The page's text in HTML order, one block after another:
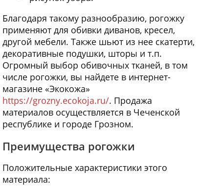
Благодаря такому разнообразию, рогожку
применяют для обивки диванов, кресел,
другой мебели. Также шьют из нее скатерти,
декоративные подушки, шторы и т.п.
Огромный выбор обивочных тканей, в том
числе рогожки, вы найдете в интернет-
магазине «Экокожа»
https://grozny.ecokoja.ru/. Продажа
материалов осуществляется в Чеченской
республике и городе Грозном.
Преимущества рогожки
Положительные характеристики этого
материала: